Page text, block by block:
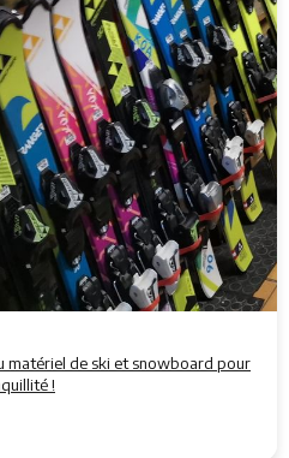
matériel de ski et snowboard pour
!